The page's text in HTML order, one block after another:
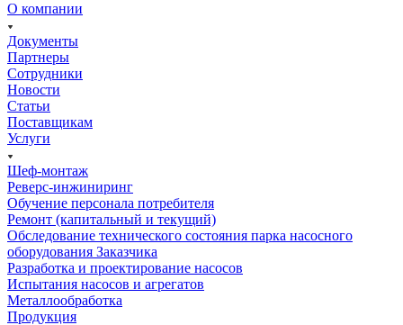
О компании
Документы
Партнеры
Сотрудники
Новости
Статьи
Поставщикам
Услуги
Шеф-монтаж
Реверс-инжиниринг
Обучение персонала потребителя
Ремонт (капитальный и текущий)
Обследование технического состояния парка насосного
оборудования Заказчика
Разработка и проектирование насосов
Испытания насосов и агрегатов
Металлообработка
Продукция